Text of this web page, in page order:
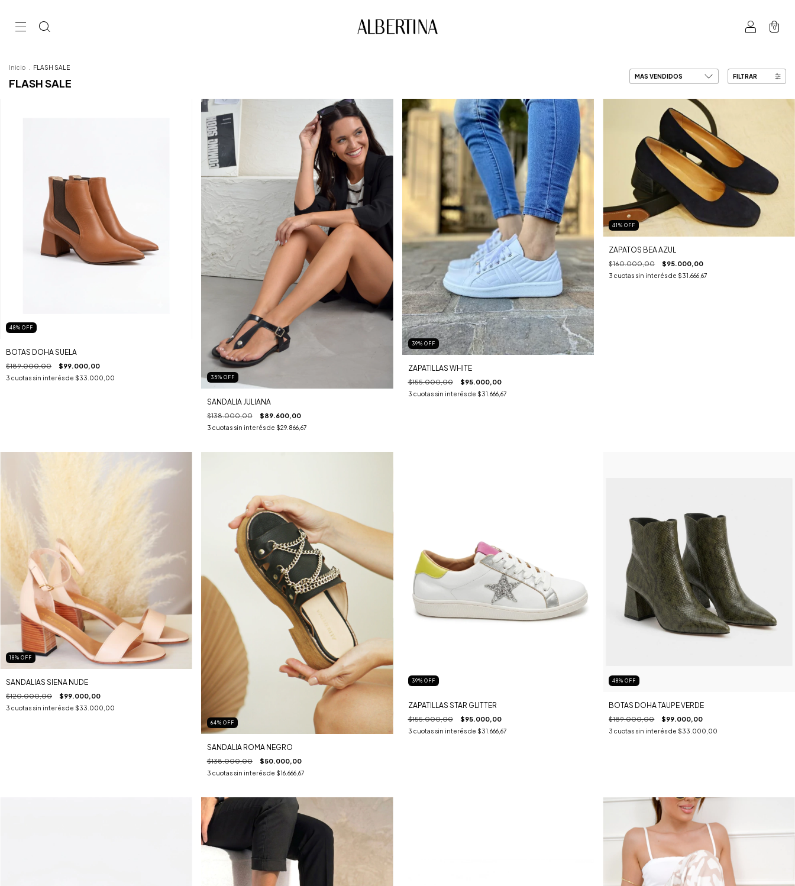
0
Inicio FLASH SALE
FLASH SALE FILTRAR
48% OFF
BOTAS DOHA SUELA
$189.000,00 $99.000,00
3 cuotas sin interés de $33.000,00 35% OFF
SANDALIA JULIANA
$138.000,00 $89.600,00
3 cuotas sin interés de $29.866,67
39% OFF
ZAPATILLAS WHITE
$155.000,00 $95.000,00
3 cuotas sin interés de $31.666,67
41%OFF
ZAPATOS BEA AZUL
$160.000,00 $95.000,00
3 cuotas sin interés de $31.666,67
18% OFF
SANDALIAS SIENA NUDE
$120.000,00 $99.000,00
3 cuotas sin interés de $33.000,00
64% OFF
SANDALIA ROMA NEGRO
$138.000,00 $50.000,00
3 cuotas sin interés de $16.666,67
39% OFF
ZAPATILLAS STAR GLITTER
$155.000,00 $95.000,00
3 cuotas sin interés de $31.666,67
48%OFF
BOTAS DOHA TAUPE VERDE
$189.000,00 $99.000,00
3 cuotas sin interés de $33.000,00